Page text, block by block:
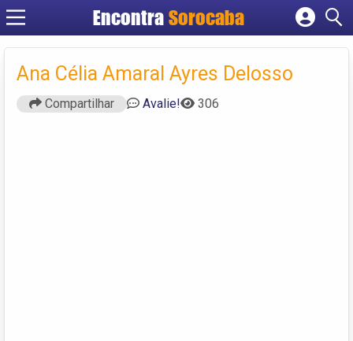
EncontraSorocaba
Cadastrar empresa
Criar conta
Ana Célia Amaral Ayres Delosso
Compartilhar Avalie! 306